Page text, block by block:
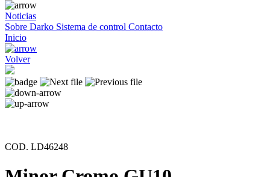
Noticias
Sobre Darko Sistema de control Contacto
Inicio
Volver
COD. LD46248